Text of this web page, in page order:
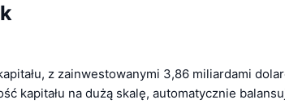
z zainwestowanymi 3,86 miliardami
kapitału na dużą skalę, automatycznie